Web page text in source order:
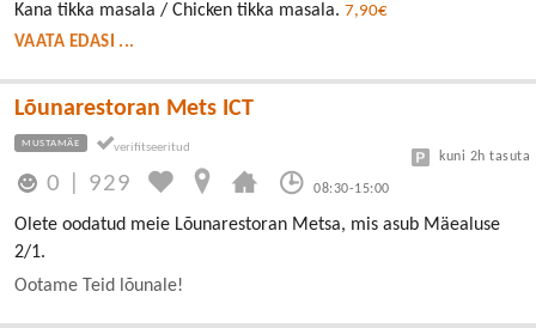
Kana tikka masala / Chicken tikka masala. 7,90€
VAATA EDASI ...
Lõunarestoran Mets ICT
MUSTAMÄE
0 929 08:30-15:00
kuni 2h tasuta
Olete oodatud meie Lõunarestoran Metsa, mis asub Mäealuse
2/1.
Ootame Teid lõunale!